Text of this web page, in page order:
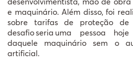
e maquinário. Além disso, foi
sobre tarifas de proteção de
desafioseria uma pessoa
daquele maquinário sem o
artificial.